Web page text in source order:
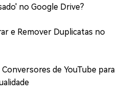
no Google Drive?
e Remover Duplicatas no
de YouTube para